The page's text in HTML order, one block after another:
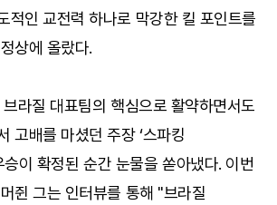
적인 교전력 하나로 막강한 킬 포인트를
상에 올랐다.
라질 대표팀의 핵심으로 활약하면서도
고배를 마셨던 주장 ‘스파킹
이 확정된 순간 눈물을 쏟아냈다. 이번
쥔 그는 인터뷰를 통해 "브라질